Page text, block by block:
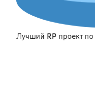
Лучший RP проект